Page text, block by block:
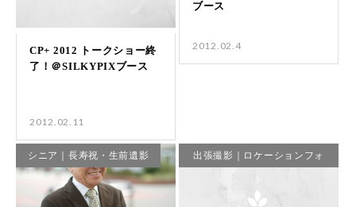
2012.02.11
2012.02.4
シニア｜長寿祝・生前遺影
出張撮影｜ロケーションフォ